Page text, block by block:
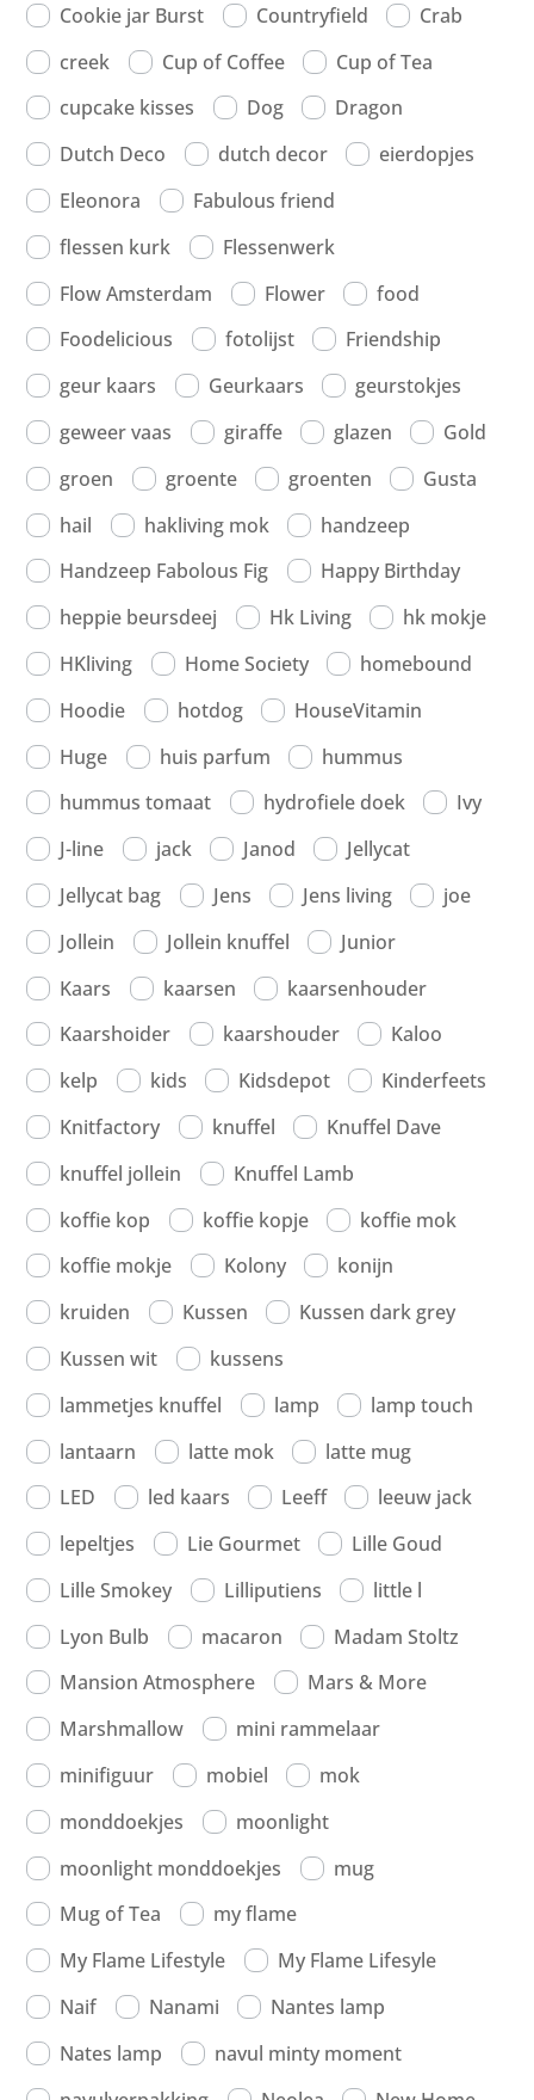
Cookie jar Burst
Countryfield
Crab
creek
Cup of Coffee
Cup of Tea
cupcake kisses
Dog
Dragon
Dutch Deco
dutch decor
eierdopjes
Eleonora
Fabulous friend
flessen kurk
Flessenwerk
Flow Amsterdam
Flower
food
Foodelicious
fotolijst
Friendship
geur kaars
Geurkaars
geurstokjes
geweer vaas
giraffe glazen
Gold
groen
groente groenten
Gusta
hail
hakliving mok
handzeep
Handzeep Fabolous Fig
Happy Birthday
heppie beursdeej
Hk Living
hk mokje
HKliving
Home Society
homebound
Hoodie
hotdog
HouseVitamin
Huge
huis parfum
hummus
hummus tomaat
hydrofiele doek
Ivy
J-line
jack Janod
Jellycat
Jellycat bag
Jens Jens living
joe
Jollein
Jollein knuffel
Junior
Kaars
kaarsen
kaarsenhouder
Kaarshoider
kaarshouder
Kaloo
kelp
kids Kidsdepot
Kinderfeets
Knitfactory
knuffel
Knuffel Dave
knuffel jollein
Knuffel Lamb
koffie kop
koffie kopje
koffie mok
koffie mokje
Kolony
konijn
kruiden
Kussen
Kussen dark grey
Kussen wit
kussens
lammetjes knuffel
lamp
lamp touch
lantaarn
latte mok
latte mug
LED
led kaars Leeff
leeuw jack
lepeltjes
Lie Gourmet
Lille Goud
Lille Smokey
Lilliputiens
little l
Lyon Bulb
macaron
Madam Stoltz
Mansion Atmosphere
Mars & More
Marshmallow
mini rammelaar
minifiguur
mobiel
mok
monddoekjes
moonlight
moonlight monddoekjes
mug
Mug of Tea
my flame
My Flame Lifestyle
My Flame Lifesyle
Naif
Nanami
Nantes lamp
Nates lamp
navul minty moment